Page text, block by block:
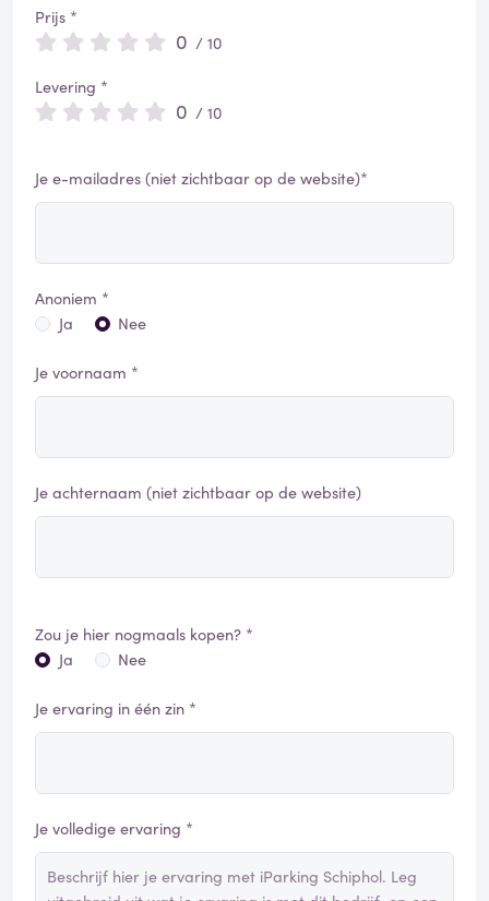
Prijs *
0 / 10
Levering *
0 / 10
Je e-mailadres (niet zichtbaar op de website)*
Anoniem *
Ja
Nee
Je voornaam *
Je achternaam (niet zichtbaar op de website)
Zou je hier nogmaals kopen? *
Ja
Nee
Je ervaring in één zin *
Je volledige ervaring *